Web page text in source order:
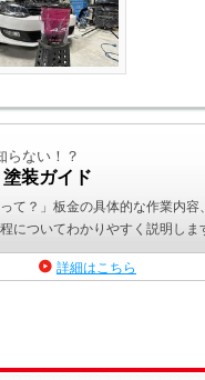
らない！？
装ガイド
って？」板金の具体的な作業内容
についてわかりやすく説明しま
詳細はこちら